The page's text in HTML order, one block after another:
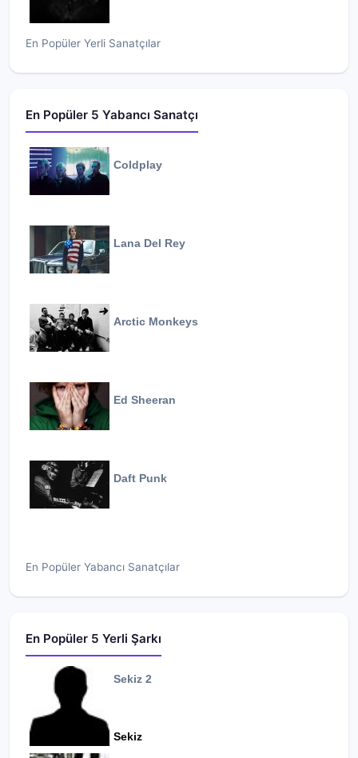
En Popüler Yerli Sanatçılar
En Popüler 5 Yabancı Sanatçı
Coldplay
Lana Del Rey
Arctic Monkeys
Ed Sheeran
Daft Punk
En Popüler Yabancı Sanatçılar
En Popüler 5 Yerli Şarkı
Sekiz 2
Sekiz